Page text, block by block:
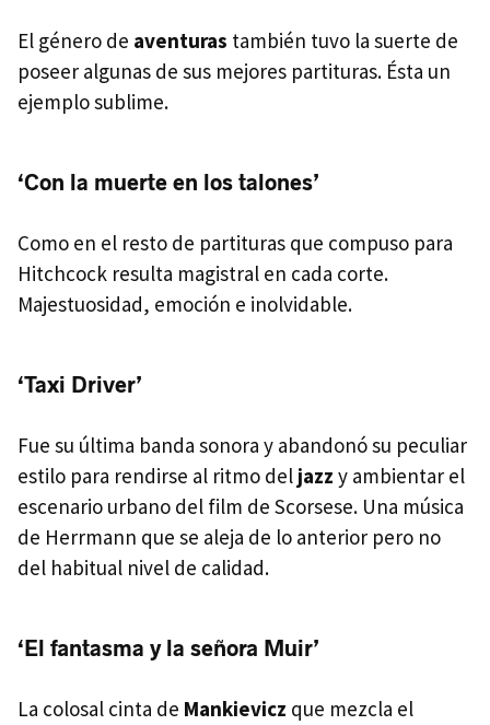
El género de aventuras también tuvo la suerte de
poseer algunas de sus mejores partituras. Ésta un
ejemplo sublime.
‘Con la muerte en los talones’
Como en el resto de partituras que compuso para
Hitchcock resulta magistral en cada corte.
Majestuosidad, emoción e inolvidable.
‘Taxi Driver’
Fue su última banda sonora y abandonó su peculiar
estilo para rendirse al ritmo del jazz y ambientar el
escenario urbano del film de Scorsese. Una música
de Herrmann que se aleja de lo anterior pero no
del habitual nivel de calidad.
‘El fantasma y la señora Muir’
La colosal cinta de Mankievicz que mezcla el